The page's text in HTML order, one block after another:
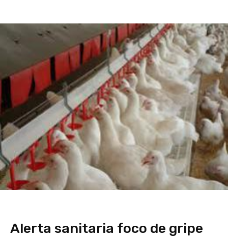
Alerta sanitaria foco de gripe